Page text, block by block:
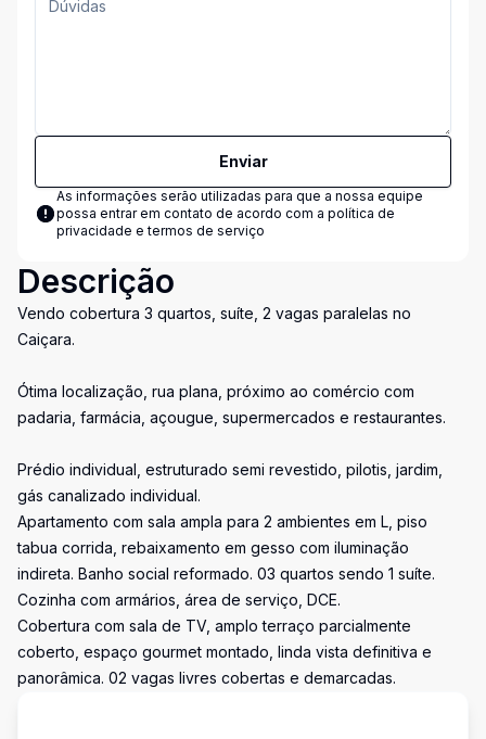
Enviar
As informações serão utilizadas para que a nossa equipe
possa entrar em contato de acordo com a política de
privacidade e termos de serviço
Descrição
Vendo cobertura 3 quartos, suíte, 2 vagas paralelas no
Caiçara.
Ótima localização, rua plana, próximo ao comércio com
padaria, farmácia, açougue, supermercados e restaurantes.
Prédio individual, estruturado semi revestido, pilotis, jardim,
gás canalizado individual.
Apartamento com sala ampla para 2 ambientes em L, piso
tabua corrida, rebaixamento em gesso com iluminação
indireta. Banho social reformado. 03 quartos sendo 1 suíte.
Cozinha com armários, área de serviço, DCE.
Cobertura com sala de TV, amplo terraço parcialmente
coberto, espaço gourmet montado, linda vista definitiva e
panorâmica. 02 vagas livres cobertas e demarcadas.